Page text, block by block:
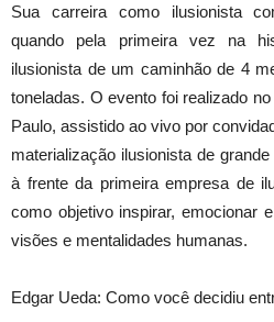
Sua carreira como ilusionista
quando pela primeira vez na
ilusionista de um caminhão de 4
toneladas. O evento foi realizado
Paulo, assistido ao vivo por
materialização ilusionista de
à frente da primeira empresa de
como objetivo inspirar, emocionar
visões e mentalidades humanas.
Edgar Ueda: Como você decidiu